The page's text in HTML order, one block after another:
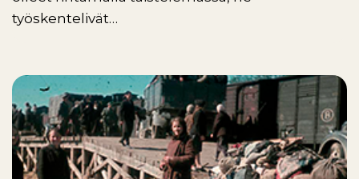
työskentelivät…